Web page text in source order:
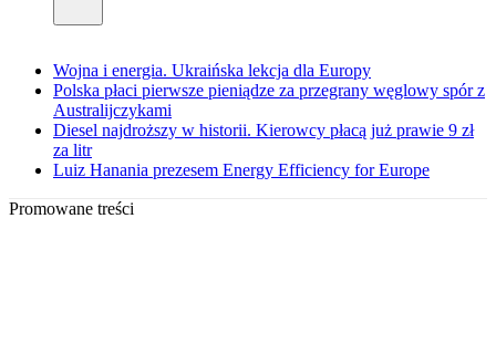
Wojna i energia. Ukraińska lekcja dla Europy
Polska płaci pierwsze pieniądze za przegrany węglowy spór z
Australijczykami
Diesel najdroższy w historii. Kierowcy płacą już prawie 9 zł
za litr
Luiz Hanania prezesem Energy Efficiency for Europe
Promowane treści